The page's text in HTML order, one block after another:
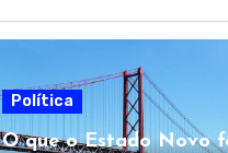
Política
O que o Estado Novo